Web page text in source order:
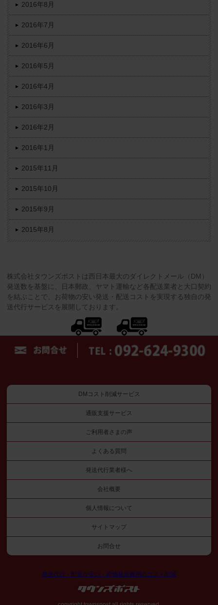
2016年8月
2016年7月
2016年6月
2016年5月
2016年4月
2016年3月
2016年2月
2016年1月
2015年11月
2015年10月
2015年9月
2015年8月
株式会社タウンズポストは西日本最大のダイレクトメール（DM）
発送数を基盤に、日本郵政、ヤマト運輸など各配送業者と大口契約
を結ぶことで、お荷物の安い発送・配送コストを実現する独自の発
送代行サービスを展開しております。
DMコスト削減サービス
通販支援サービス
ご利用者さまの声
よくある質問
発送代行業者様へ
会社概要
個人情報について
サイトマップ
お問合せ
発送代行・配送が安い・荷物発送費用のコスト削減